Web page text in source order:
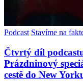
Podcast Stavíme na
Čtvrtý díl
Prázdninový
cestě do New